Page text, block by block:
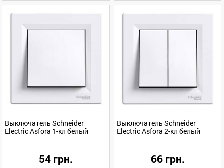
Выключатель Schneider
Electric Asfora 1-кл белый
54 грн.
Выключатель Schneider
Electric Asfora 2-кл белый
66 грн.